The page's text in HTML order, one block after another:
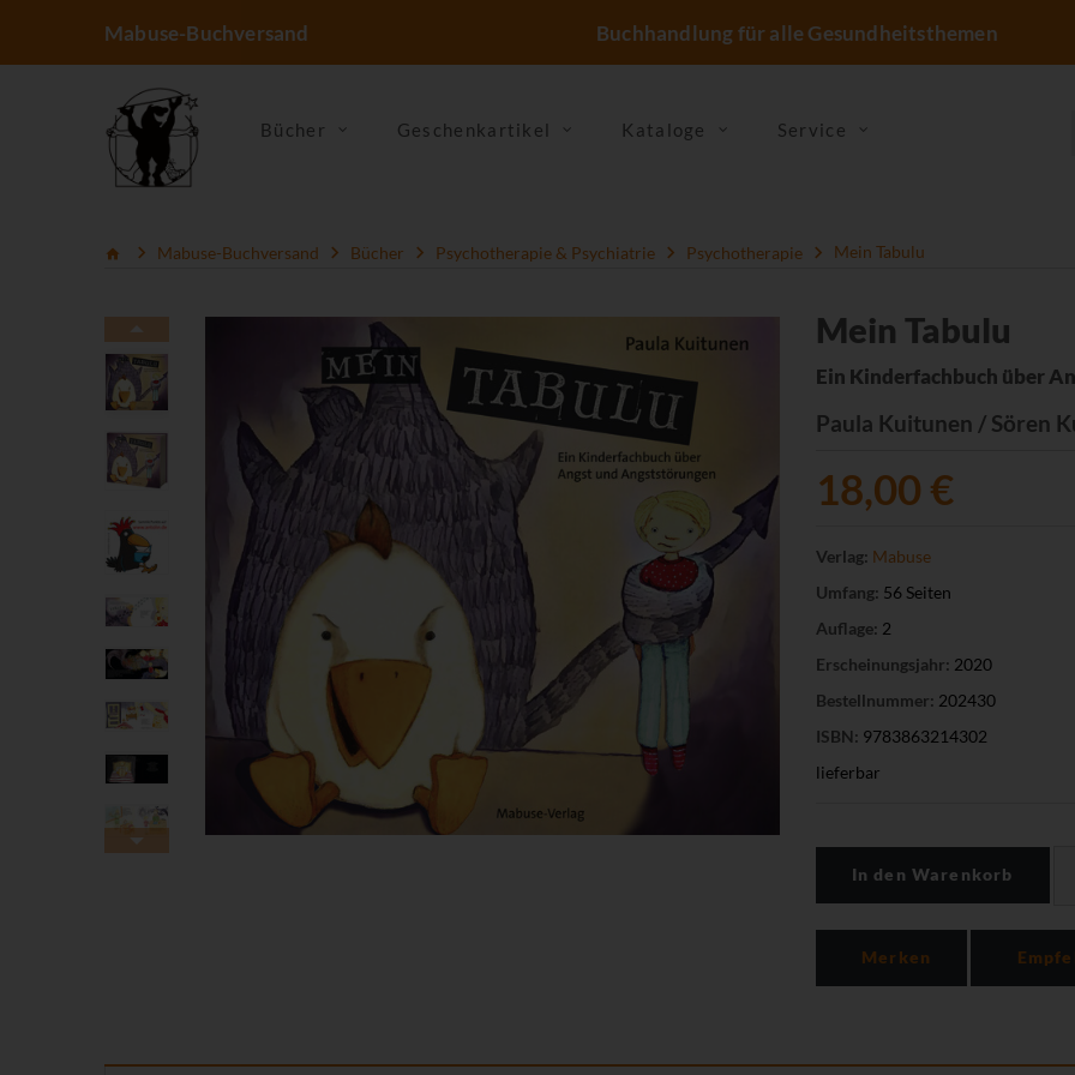
Mabuse-Buchversand Buchhandlung für alle Gesundheitsthemen
Bücher Geschenkartikel Kataloge Service
Mabuse-Buchversand Bücher Psychotherapie & Psychiatrie Psychotherapie Mein Tabulu
Mein Tabulu
Ein Kinderfachbuch über
Paula Kuitunen / Sören
18,00 €
Verlag: Mabuse
Umfang: 56 Seiten
Auflage: 2
Erscheinungsjahr: 2020
Bestellnummer: 202430
ISBN: 9783863214302
lieferbar
In den Warenkorb
Merken